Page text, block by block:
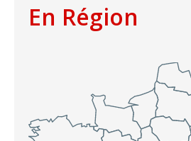
En Région